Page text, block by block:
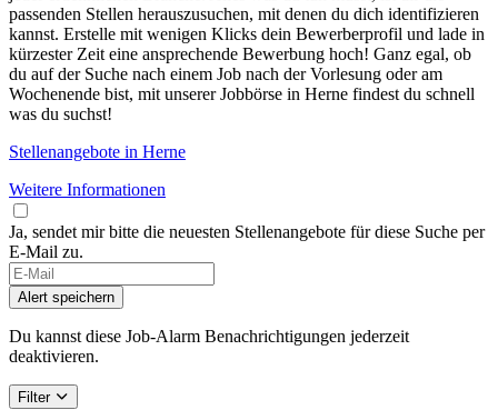
passenden Stellen herauszusuchen, mit denen du dich identifizieren
kannst. Erstelle mit wenigen Klicks dein Bewerberprofil und lade in
kürzester Zeit eine ansprechende Bewerbung hoch! Ganz egal, ob
du auf der Suche nach einem Job nach der Vorlesung oder am
Wochenende bist, mit unserer Jobbörse in Herne findest du schnell
was du suchst!
Stellenangebote in Herne
Weitere Informationen
Ja, sendet mir bitte die neuesten Stellenangebote für diese Suche per
E-Mail zu.
Alert speichern
Du kannst diese Job-Alarm Benachrichtigungen jederzeit
deaktivieren.
Filter